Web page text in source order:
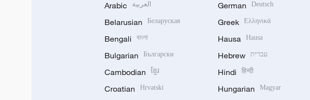
Arabic العربية
Belarusian Беларуская
Bengali বাংলা
Bulgarian Български
Cambodian ខ្មែរ
Croatian Hrvatski
German Deutsch
Greek Ελληνικά
Hausa Hausa
Hebrew עברית
Hindi हिन्दी
Hungarian Magyar